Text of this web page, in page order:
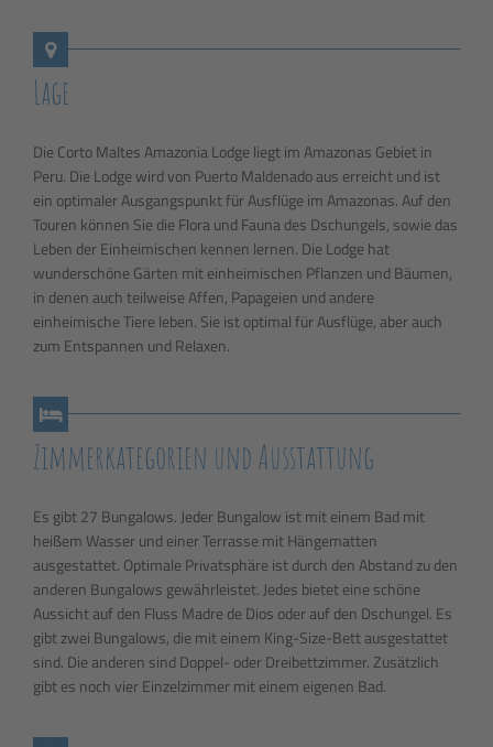
Lage
Die Corto Maltes Amazonia Lodge liegt im Amazonas Gebiet in
Peru. Die Lodge wird von Puerto Maldenado aus erreicht und ist
ein optimaler Ausgangspunkt für Ausflüge im Amazonas. Auf den
Touren können Sie die Flora und Fauna des Dschungels, sowie das
Leben der Einheimischen kennen lernen. Die Lodge hat
wunderschöne Gärten mit einheimischen Pflanzen und Bäumen,
in denen auch teilweise Affen, Papageien und andere
einheimische Tiere leben. Sie ist optimal für Ausflüge, aber auch
zum Entspannen und Relaxen.
Zimmerkategorien und Ausstattung
Es gibt 27 Bungalows. Jeder Bungalow ist mit einem Bad mit
heißem Wasser und einer Terrasse mit Hängematten
ausgestattet. Optimale Privatsphäre ist durch den Abstand zu den
anderen Bungalows gewährleistet. Jedes bietet eine schöne
Aussicht auf den Fluss Madre de Dios oder auf den Dschungel. Es
gibt zwei Bungalows, die mit einem King-Size-Bett ausgestattet
sind. Die anderen sind Doppel- oder Dreibettzimmer. Zusätzlich
gibt es noch vier Einzelzimmer mit einem eigenen Bad.